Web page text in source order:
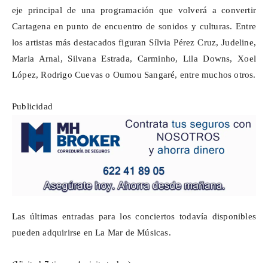
eje principal de una programación que volverá a convertir
Cartagena en punto de encuentro de sonidos y culturas. Entre
los artistas más destacados figuran Sílvia Pérez Cruz, Judeline,
Maria Arnal, Silvana Estrada, Carminho, Lila Downs, Xoel
López, Rodrigo Cuevas o Oumou Sangaré, entre muchos otros.
Publicidad
Las últimas entradas para los conciertos todavía disponibles
pueden adquirirse en La Mar de Músicas.